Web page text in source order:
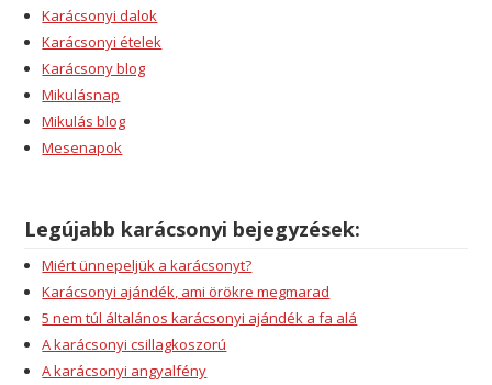
Karácsonyi dalok
Karácsonyi ételek
Karácsony blog
Mikulásnap
Mikulás blog
Mesenapok
Legújabb karácsonyi bejegyzések:
Miért ünnepeljük a karácsonyt?
Karácsonyi ajándék, ami örökre megmarad
5 nem túl általános karácsonyi ajándék a fa alá
A karácsonyi csillagkoszorú
A karácsonyi angyalfény